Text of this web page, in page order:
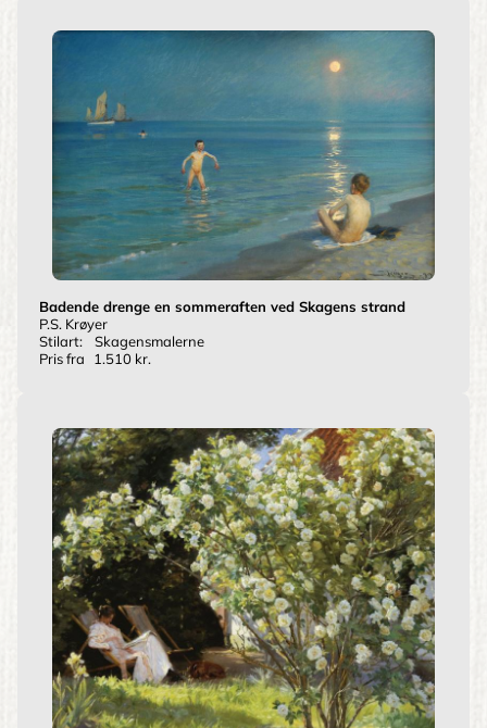
Badende drenge en sommeraften ved Skagens strand
P.S. Krøyer
Stilart:
Skagensmalerne
Pris fra
1.510 kr.